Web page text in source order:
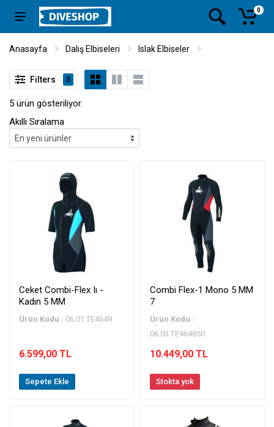
0
Anasayfa Dalış Elbiseleri Islak Elbiseler
Filters 3
5 ürün gösteriliyor.
Akıllı Sıralama
Ceket Combi-Flex Iı -
Kadın 5 MM
Ürün Kodu : 06.01.TE4649
6.599,00 TL
Sepete Ekle
Combi Flex-1 Mono 5 MM
7
Ürün Kodu :
06.03.TE464850
10.449,00 TL
Stokta yok